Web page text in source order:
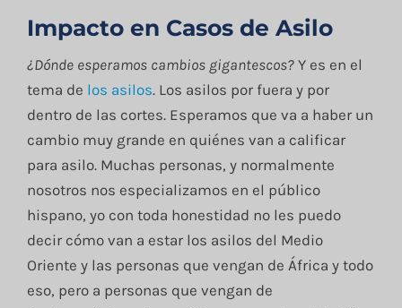
Impacto en Casos de Asilo
¿Dónde esperamos cambios gigantescos?Y es en el
tema de los asilos. Los asilos por fuera y por
dentro de las cortes. Esperamos que va a haber un
cambio muy grande en quiénes van a calificar
para asilo. Muchas personas, y normalmente
nosotros nos especializamos en el público
hispano, yo con toda honestidad no les puedo
decir cómo van a estar los asilos del Medio
Oriente y las personas que vengan de África y todo
eso, pero a personas que vengan de